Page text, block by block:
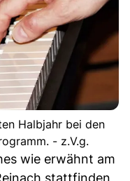
Halbjahr bei den
- z.V.g.
wie erwähnt am
stattfinden